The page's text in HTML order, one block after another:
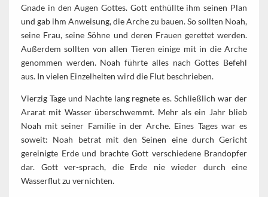
Gnade in den Augen Gottes. Gott enthüllte ihm seinen Plan
und gab ihm Anweisung, die Arche zu bauen. So sollten Noah,
seine Frau, seine Söhne und deren Frauen gerettet werden.
Außerdem sollten von allen Tieren einige mit in die Arche
genommen werden. Noah führte alles nach Gottes Befehl
aus. In vielen Einzelheiten wird die Flut beschrieben.
Vierzig Tage und Nachte lang regnete es. Schließlich war der
Ararat mit Wasser überschwemmt. Mehr als ein Jahr blieb
Noah mit seiner Familie in der Arche. Eines Tages war es
soweit: Noah betrat mit den Seinen eine durch Gericht
gereinigte Erde und brachte Gott verschiedene Brandopfer
dar. Gott ver-sprach, die Erde nie wieder durch eine
Wasserflut zu vernichten.